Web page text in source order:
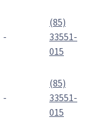
-
(85)
33551-
015
-
(85)
33551-
015